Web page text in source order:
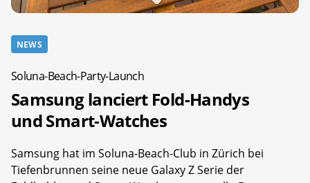
NEWS
Soluna-Beach-Party-Launch
Samsung lanciert Fold-Handys
und Smart-Watches
Samsung hat im Soluna-Beach-Club in Zürich bei
Tiefenbrunnen seine neue Galaxy Z Serie der